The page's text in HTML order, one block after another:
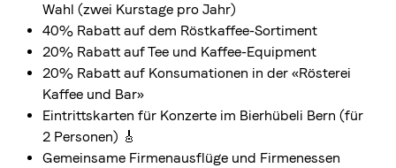
Wahl (zwei Kurstage pro Jahr)
40% Rabatt auf dem Röstkaffee-Sortiment
20% Rabatt auf Tee und Kaffee-Equipment
20% Rabatt auf Konsumationen in der «Rösterei
Kaffee und Bar»
Eintrittskarten für Konzerte im Bierhübeli Bern (für
2 Personen) 🎸
Gemeinsame Firmenausflüge und Firmenessen